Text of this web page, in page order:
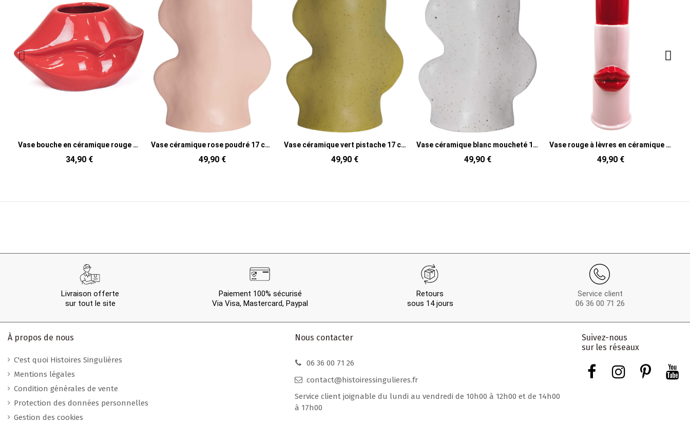
Vase bouche en céramique rouge 21 x 19 x 11 cm Lip Vase céramique rose poudré 17 cm Fluxo Vase céramique vert pistache 17 cm Fluxo Vase céramique blanc moucheté 17 cm Fluxo Vase rouge à lèvres en céramique rose clair et rouge 11x10x35 cm Lipstick
Livraison offerte
sur tout le site
Paiement 100% sécurisé
Via Visa, Mastercard, Paypal
Retours
sous 14 jours
Service client
06 36 00 71 26
À propos de nous
C'est quoi Histoires Singulières
Mentions légales
Condition générales de vente
Protection des données personnelles
Gestion des cookies
Nous contacter
06 36 00 71 26
contact@histoiressingulieres.fr
Service client joignable du lundi au vendredi de 10h00 à 12h00 et de 14h00
à 17h00
Suivez-nous
sur les réseaux